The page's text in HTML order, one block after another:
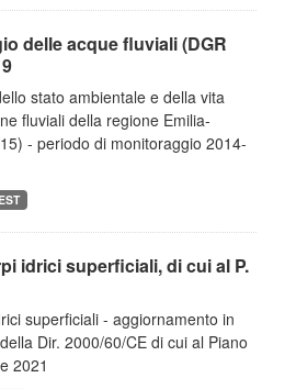
delle acque fluviali (DGR
stato ambientale e della vita
fluviali della regione Emilia-
- periodo di monitoraggio 2014-
idrici superficiali, di cui al P.
superficiali - aggiornamento in
Dir. 2000/60/CE di cui al Piano
2021